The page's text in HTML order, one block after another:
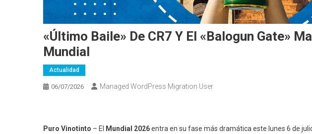
«Último Baile» De CR7 Y El «Balogun Gate»
Mundial
Actualidad
06/07/2026 Managed WordPress Migration User
Puro Vinotinto – El Mundial 2026entra en su fase más dramática este lunes 6 de